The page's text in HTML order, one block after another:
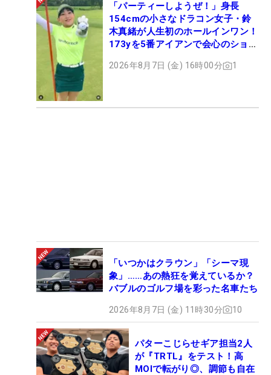
「パーティーしようぜ！」身長
154cmの小さなドラコン女子・鈴
木真緒が人生初のホールインワン！
173yを5番アイアンで会心のショッ
2026年8月7日 (金) 16時00分 1
「いつかはクラウン」「シーマ現
象」……あの熱狂を覚えているか？
バブルのゴルフ場を彩った名車たち
2026年8月7日 (金) 11時30分 10
パターこじらせギア担当2人
が『TRTL』をテスト！高
MOIで転がり◎、調節も自在